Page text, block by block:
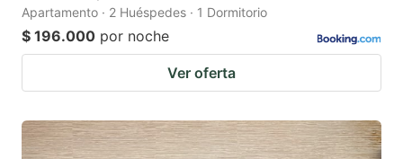
Apartamento · 2 Huéspedes · 1 Dormitorio
$ 196.000 por noche
Ver oferta